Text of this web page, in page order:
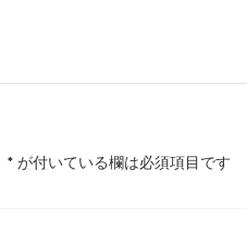
* が付いている欄は必須項目です